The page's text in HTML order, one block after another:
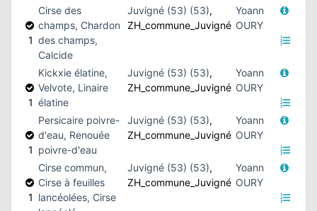
1
Cirse des
champs, Chardon
des champs,
Calcide
Juvigné (53) (53),
ZH_commune_Juvigné
Yoann
OURY
1
Kickxie élatine,
Velvote, Linaire
élatine
Juvigné (53) (53),
ZH_commune_Juvigné
Yoann
OURY
1
Persicaire poivre-
d'eau, Renouée
poivre-d'eau
Juvigné (53) (53),
ZH_commune_Juvigné
Yoann
OURY
1
Cirse commun,
Cirse à feuilles
lancéolées, Cirse
Juvigné (53) (53),
ZH_commune_Juvigné
Yoann
OURY